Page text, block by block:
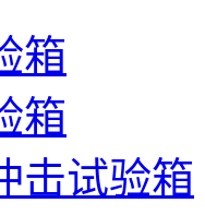
箱
箱
击试验箱